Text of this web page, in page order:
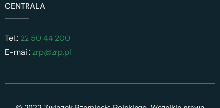
CENTRALA
Tel.: 22 50 44 200
E-mail:zrp@zrp.pl